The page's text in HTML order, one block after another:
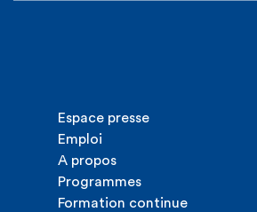
Espace presse
Emploi
A propos
Programmes
Formation continue